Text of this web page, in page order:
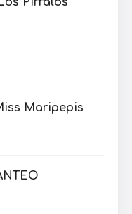
Maripepis